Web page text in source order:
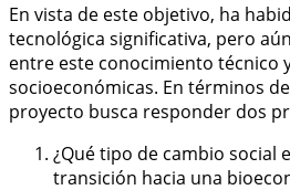
En vista de este objetivo, ha
tecnológica significativa, pero
entre este conocimiento técnico
socioeconómicas. En términos
proyecto busca responder dos
¿Qué tipo de cambio social
transición hacia una